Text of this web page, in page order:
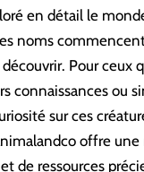
en détail le
noms
Pour ceux
connaissances ou
sur ces
offre une
de ressources